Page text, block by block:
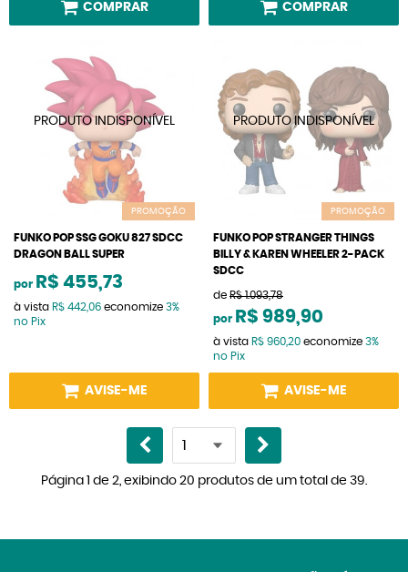
COMPRAR COMPRAR
PROMOÇÃO
FUNKO POP SSG GOKU 827 SDCC
DRAGON BALL SUPER
por R$ 455,73
à vista R$ 442,06 economize 3%
no Pix
AVISE-ME
PROMOÇÃO
FUNKO POP STRANGER THINGS
BILLY & KAREN WHEELER 2-PACK
SDCC
de R$ 1.093,78
por R$ 989,90
à vista R$ 960,20 economize 3%
no Pix
AVISE-ME
Página 1 de 2, exibindo 20 produtos de um total de 39.